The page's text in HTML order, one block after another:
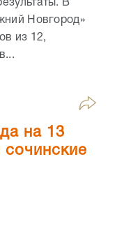
В
Новгород»
из 12,
на 13